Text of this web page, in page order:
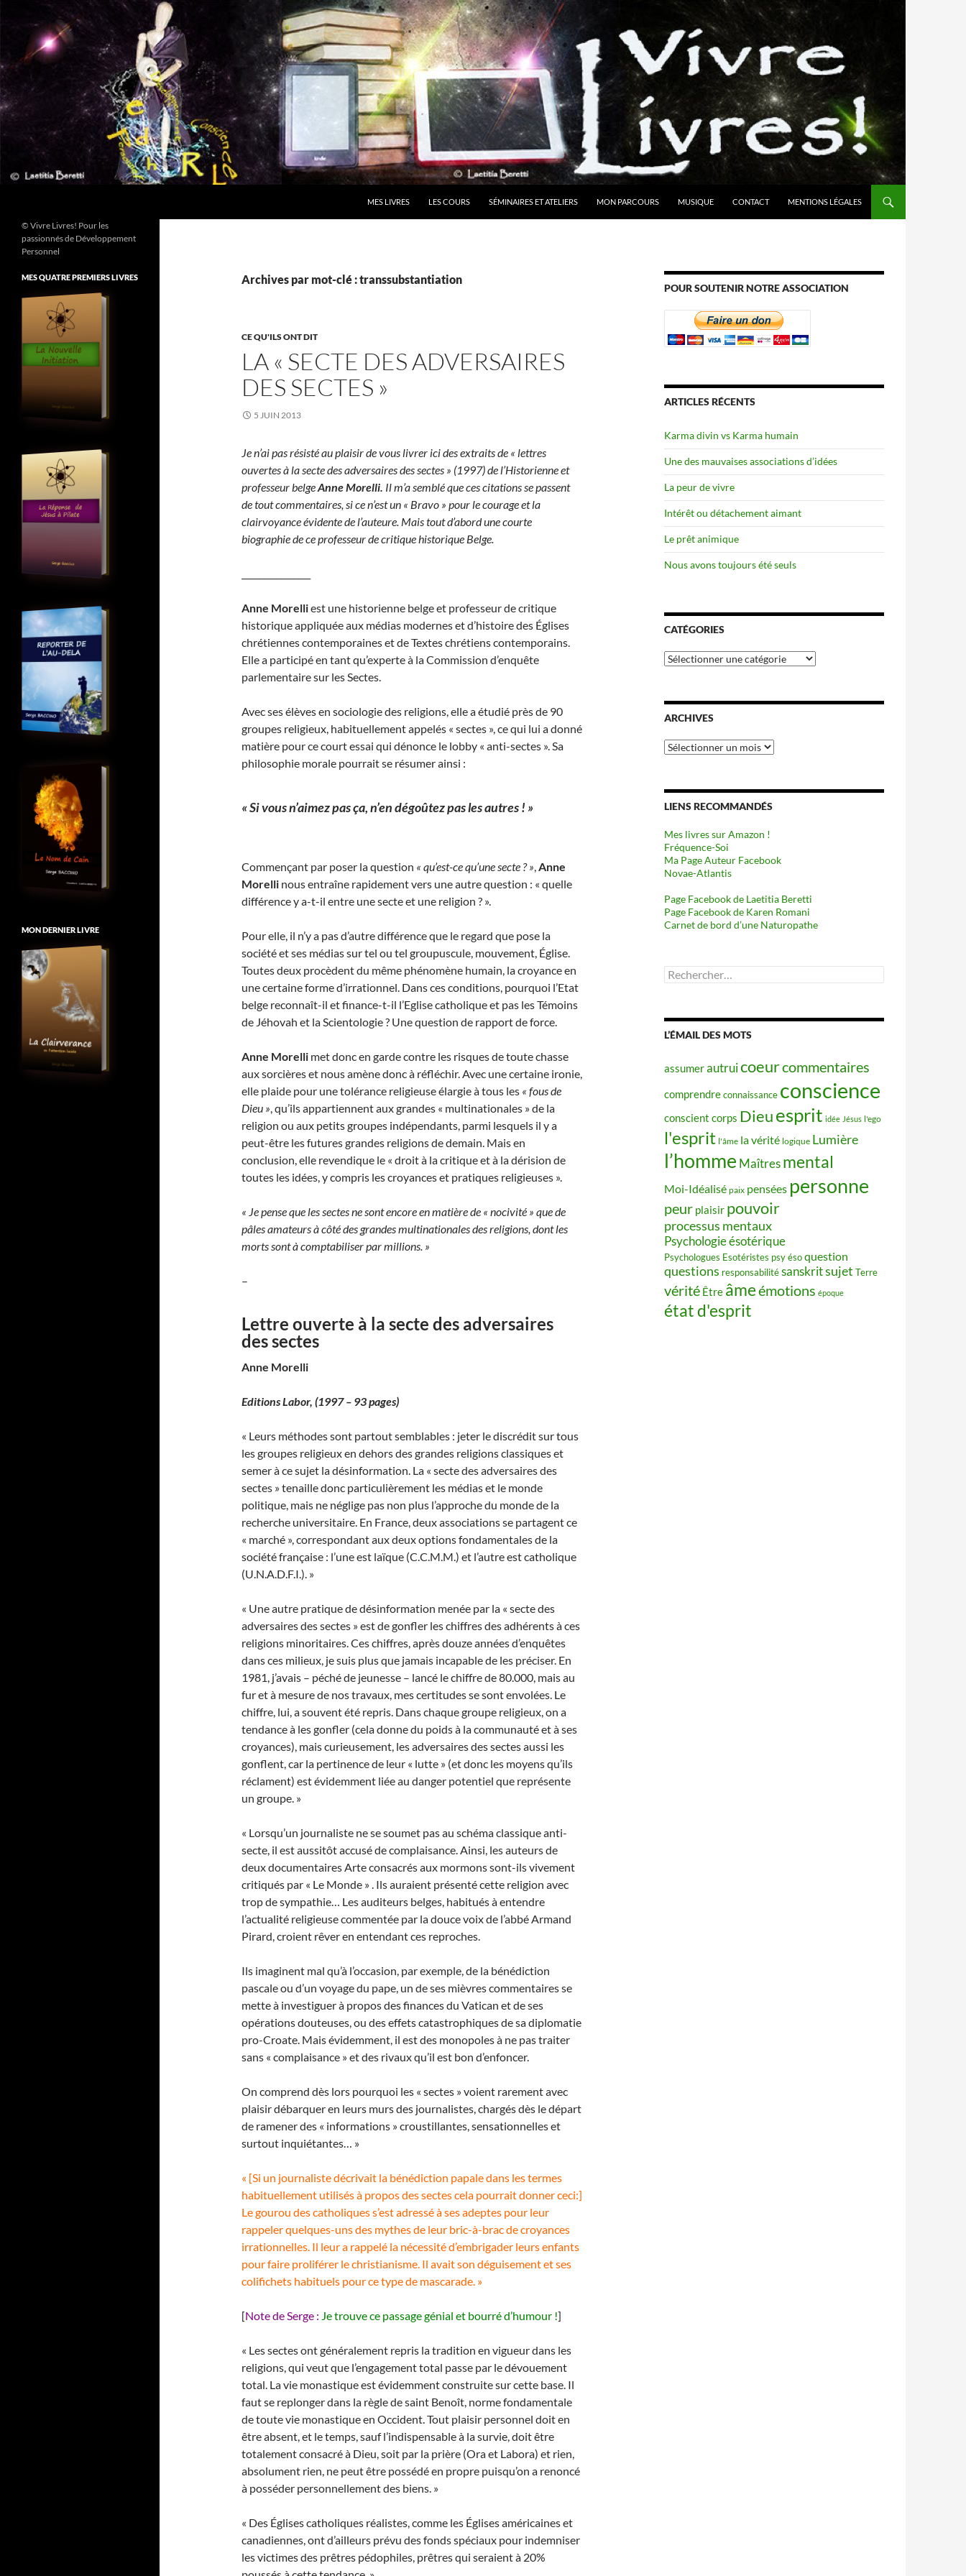
contenu
MES LIVRES LES COURS SÉMINAIRES ET ATELIERS MON PARCOURS MUSIQUE CONTACT MENTIONS LÉGALES
Archives par mot-clé : transsubstantiation
CE QU'ILS ONT DIT
LA « SECTE DES ADVERSAIRES
DES SECTES »
5 JUIN 2013
Je n’ai pas résisté au plaisir de vous livrer ici des extraits de « lettres
ouvertes à la secte des adversaires des sectes » (1997) de l’Historienne et
professeur belgeAnne Morelli. Il m’a semblé que ces citations se passent
de tout commentaires, si ce n’est un « Bravo » pour le courage et la
clairvoyance évidente de l’auteure. Mais tout d’abord une courte
biographie de ce professeur de critique historique Belge.
Anne Morelliest une historienne belge et professeur de critique
historique appliquée aux médias modernes et d’histoire des Églises
chrétiennes contemporaines et de Textes chrétiens contemporains.
Elle a participé en tant qu’experte à la Commission d’enquête
parlementaire sur les Sectes.
Avec ses élèves en sociologie des religions, elle a étudié près de 90
groupes religieux, habituellement appelés « sectes », ce qui lui a donné
matière pour ce court essai qui dénonce le lobby « anti-sectes ». Sa
philosophie morale pourrait se résumer ainsi :
« Si vous n’aimez pas ça, n’en dégoûtez pas les autres ! »
Commençant par poser la question « qu’est-ce qu’une secte ? »,Anne
Morelli nous entraîne rapidement vers une autre question : « quelle
différence y a-t-il entre une secte et une religion ? ».
Pour elle, il n’y a pas d’autre différence que le regard que pose la
société et ses médias sur tel ou tel groupuscule, mouvement, Église.
Toutes deux procèdent du même phénomène humain, la croyance en
une certaine forme d’irrationnel. Dans ces conditions, pourquoi l’Etat
belge reconnaît-il et finance-t-il l’Eglise catholique et pas les Témoins
de Jéhovah et la Scientologie ? Une question de rapport de force.
Anne Morelli met donc en garde contre les risques de toute chasse
aux sorcières et nous amène donc à réfléchir. Avec une certaine ironie,
elle plaide pour une tolérance religieuse élargie à tous les « fous de
Dieu », qu’ils appartiennent aux grandes « multinationales » de la
religion ou aux petits groupes indépendants, parmi lesquels il y a
peut-être les futures grandes religions de demain. Mais en
conclusion, elle revendique le « droit à la critique et à la dérision de
toutes les idées, y compris les croyances et pratiques religieuses ».
« Je pense que les sectes ne sont encore en matière de « nocivité » que de
pâles amateurs à côté des grandes multinationales des religions, dont les
morts sont à comptabiliser par millions. »
–
Lettre ouverte à la secte des adversaires
des sectes
Anne Morelli
Editions Labor, (1997 – 93 pages)
« Leurs méthodes sont partout semblables : jeter le discrédit sur tous
les groupes religieux en dehors des grandes religions classiques et
semer à ce sujet la désinformation. La « secte des adversaires des
sectes » tenaille donc particulièrement les médias et le monde
politique, mais ne néglige pas non plus l’approche du monde de la
recherche universitaire. En France, deux associations se partagent ce
« marché », correspondant aux deux options fondamentales de la
société française : l’une est laïque (C.C.M.M.) et l’autre est catholique
(U.N.A.D.F.I.). »
« Une autre pratique de désinformation menée par la « secte des
adversaires des sectes » est de gonfler les chiffres des adhérents à ces
religions minoritaires. Ces chiffres, après douze années d’enquêtes
dans ces milieux, je suis plus que jamais incapable de les préciser. En
1981, j’avais – péché de jeunesse – lancé le chiffre de 80.000, mais au
fur et à mesure de nos travaux, mes certitudes se sont envolées. Le
chiffre, lui, a souvent été repris. Dans chaque groupe religieux, on a
tendance à les gonfler (cela donne du poids à la communauté et à ses
croyances), mais curieusement, les adversaires des sectes aussi les
gonflent, car la pertinence de leur « lutte » (et donc les moyens qu’ils
réclament) est évidemment liée au danger potentiel que représente
un groupe. »
« Lorsqu’un journaliste ne se soumet pas au schéma classique anti-
secte, il est aussitôt accusé de complaisance. Ainsi, les auteurs de
deux documentaires Arte consacrés aux mormons sont-ils vivement
critiqués par « Le Monde » . Ils auraient présenté cette religion avec
trop de sympathie… Les auditeurs belges, habitués à entendre
l’actualité religieuse commentée par la douce voix de l’abbé Armand
Pirard, croient rêver en entendant ces reproches.
Ils imaginent mal qu’à l’occasion, par exemple, de la bénédiction
pascale ou d’un voyage du pape, un de ses mièvres commentaires se
mette à investiguer à propos des finances du Vatican et de ses
opérations douteuses, ou des effets catastrophiques de sa diplomatie
pro-Croate. Mais évidemment, il est des monopoles à ne pas traiter
sans « complaisance » et des rivaux qu’il est bon d’enfoncer.
On comprend dès lors pourquoi les « sectes » voient rarement avec
plaisir débarquer en leurs murs des journalistes, chargés dès le départ
de ramener des « informations » croustillantes, sensationnelles et
surtout inquiétantes… »
« [Si un journaliste décrivait la bénédiction papale dans les termes
habituellement utilisés à propos des sectes cela pourrait donner ceci:]
Le gourou des catholiques s’est adressé à ses adeptes pour leur
rappeler quelques-uns des mythes de leur bric-à-brac de croyances
irrationnelles. Il leur a rappelé la nécessité d’embrigader leurs enfants
pour faire proliférer le christianisme. Il avait son déguisement et ses
colifichets habituels pour ce type de mascarade. »
[Note de Serge : Je trouve ce passage génial et bourré d’humour !]
« Les sectes ont généralement repris la tradition en vigueur dans les
religions, qui veut que l’engagement total passe par le dévouement
total. La vie monastique est évidemment construite sur cette base. Il
faut se replonger dans la règle de saint Benoît, norme fondamentale
de toute vie monastique en Occident. Tout plaisir personnel doit en
être absent, et le temps, sauf l’indispensable à la survie, doit être
totalement consacré à Dieu, soit par la prière (Ora et Labora) et rien,
absolument rien, ne peut être possédé en propre puisqu’on a renoncé
à posséder personnellement des biens. »
« Des Églises catholiques réalistes, comme les Églises américaines et
canadiennes, ont d’ailleurs prévu des fonds spéciaux pour indemniser
les victimes des prêtres pédophiles, prêtres qui seraient à 20%
POUR SOUTENIR NOTRE ASSOCIATION
ARTICLES RÉCENTS
Karma divin vs Karma humain
Une des mauvaises associations d’idées
La peur de vivre
Intérêt ou détachement aimant
Le prêt animique
Nous avons toujours été seuls
CATÉGORIES
Catégories
ARCHIVES
Archives
LIENS RECOMMANDÉS
Mes livres sur Amazon !
Fréquence-Soi
Ma Page Auteur Facebook
Novae-Atlantis
Page Facebook de Laetitia Beretti
Page Facebook de Karen Romani
Carnet de bord d’une Naturopathe
Rechercher :
L’ÉMAIL DES MOTS
assumerautruicoeurcommentaires
comprendreconnaissance conscience
conscient corps Dieuesprit idée Jésus l'ego
l'esprit l'âme la vérité logique Lumière
l’homme Maîtres mental
Moi-Idéalisé paix pensées personne
peur plaisir pouvoir
processus mentaux
Psychologie ésotérique
Psychologues Esotéristes psy ésoquestion
questions responsabilitésanskritsujet Terre
vérité Être âmeémotions époque
état d'esprit
© Vivre Livres! Pour les
passionnés de Développement
Personnel
MES QUATRE PREMIERS LIVRES
MON DERNIER LIVRE